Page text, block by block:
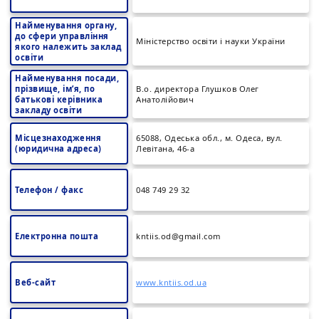
Найменування органу,
до сфери управління
якого належить заклад
освіти
Міністерство освіти і науки України
Найменування посади,
прізвище, ім’я, по
батькові керівника
закладу освіти
В.о. директора Глушков Олег
Анатолійович
Місцезнаходження
(юридична адреса)
65088, Одеська обл., м. Одеса, вул.
Левітана, 46-а
Телефон / факс 048 749 29 32
Електронна пошта kntiis.od@gmail.com
Веб-сайт www.kntiis.od.ua